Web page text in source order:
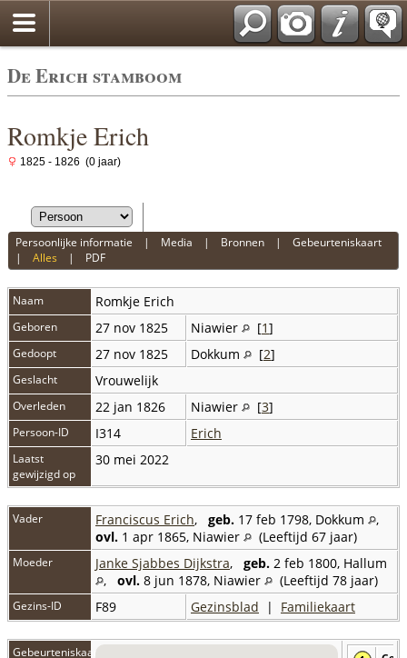
De Erich stamboom
Romkje Erich
1825 - 1826 (0 jaar)
Persoonlijke informatie | Media | Bronnen |Gebeurteniskaart
|Alles | PDF
Naam Romkje Erich
Geboren 27 nov 1825 Niawier [1]
Gedoopt 27 nov 1825 Dokkum [2]
Geslacht Vrouwelijk
Overleden 22 jan 1826 Niawier [3]
Persoon-ID I314 Erich
Laatst
gewijzigd op
30 mei 2022
Vader Franciscus Erich, geb. 17 feb 1798, Dokkum
,
ovl. 1 apr 1865, Niawier (Leeftijd 67 jaar)
Moeder Janke Sjabbes Dijkstra, geb. 2 feb 1800, Hallum
, ovl. 8 jun 1878, Niawier (Leeftijd 78 jaar)
Gezins-ID F89 Gezinsblad | Familiekaart
Gebeurteniskaart